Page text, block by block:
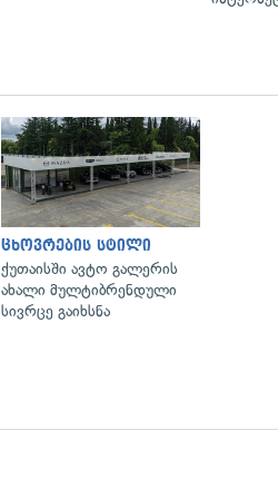
ცხოვრების სტილი
ქუთაისში ავტო გალერის
ახალი მულტიბრენდული
სივრცე გაიხსნა